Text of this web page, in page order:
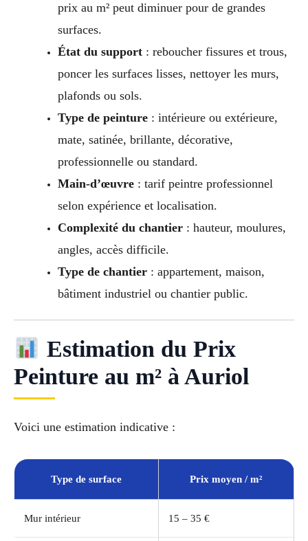
prix au m² peut diminuer pour de grandes
surfaces.
État du support: reboucher fissures et trous,
poncer les surfaces lisses, nettoyer les murs,
plafonds ou sols.
Type de peinture: intérieure ou extérieure,
mate, satinée, brillante, décorative,
professionnelle ou standard.
Main-d’œuvre: tarif peintre professionnel
selon expérience et localisation.
Complexité du chantier: hauteur, moulures,
angles, accès difficile.
Type de chantier: appartement, maison,
bâtiment industriel ou chantier public.
Estimation du Prix
Peinture au m² à Auriol
Voici une estimation indicative :
Type de surface Prix moyen / m²
Mur intérieur 15 – 35 €